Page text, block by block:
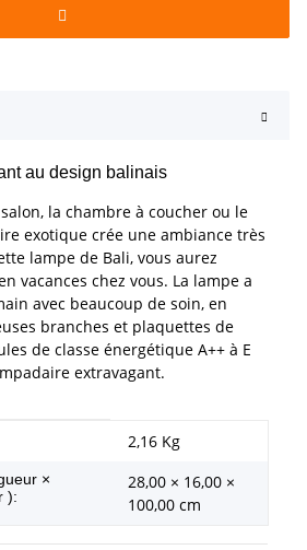
au design balinais
la chambre à coucher ou le
exotique crée une ambiance très
lampe de Bali, vous aurez
vacances chez vous. La lampe a
avec beaucoup de soin, en
branches et plaquettes de
de classe énergétique A++ à E
extravagant.
2,16 Kg
×
):
28,00 × 16,00 ×
100,00 cm